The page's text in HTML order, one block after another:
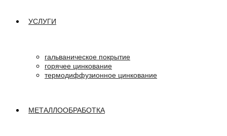
УСЛУГИ
гальваническое покрытие
горячее цинкование
термодиффузионное цинкование
МЕТАЛЛООБРАБОТКА